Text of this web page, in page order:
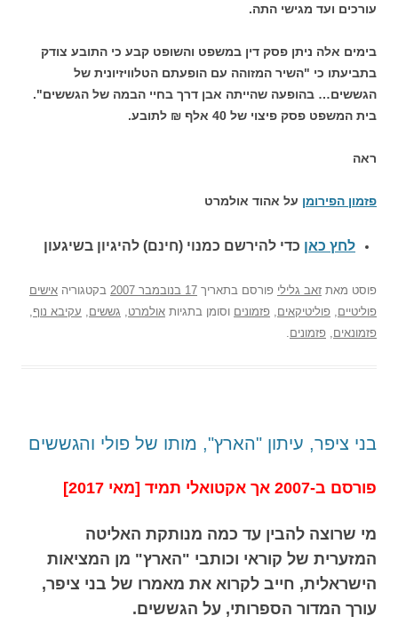
עורכים ועד מגישי התה.
בימים אלה ניתן פסק דין במשפט והשופט קבע כי התובע צודק
בתביעתו כי "השיר המזוהה עם הופעתם הטלוויזיונית של
הגששים… בהופעה שהייתה אבן דרך בחיי הבמה של הגששים".
בית המשפט פסק פיצוי של 40 אלף ₪ לתובע.
ראה
פזמון הפירומן על אהוד אולמרט
לחץ כאן כדי להירשם כמנוי (חינם) להיגיון בשיגעון
פוסט מאת זאב גלילי פורסם בתאריך 17 בנובמבר 2007 בקטגוריה אישים
פוליטיים פוליטיקאים פזמונים וסומן בתגיות אולמרט גששים עקיבא נוף
פזמונאים פזמונים
בני ציפר, עיתון "הארץ", מותו של פולי והגששים
פורסם ב-2007 אך אקטואלי תמיד [מאי 2017]
מי שרוצה להבין עד כמה מנותקת האליטה
המזערית של קוראי וכותבי "הארץ" מן המציאות
הישראלית, חייב לקרוא את מאמרו של בני ציפר,
עורך המדור הספרותי, על הגששים.